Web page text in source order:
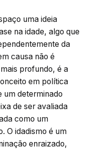
uma ideia
na idade, algo que
da
causa não é
profundo, é a
em política
um determinado
de ser avaliada
como um
O idadismo é um
enraizado,